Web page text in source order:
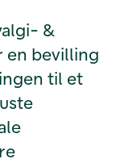
&
en bevilling
til et